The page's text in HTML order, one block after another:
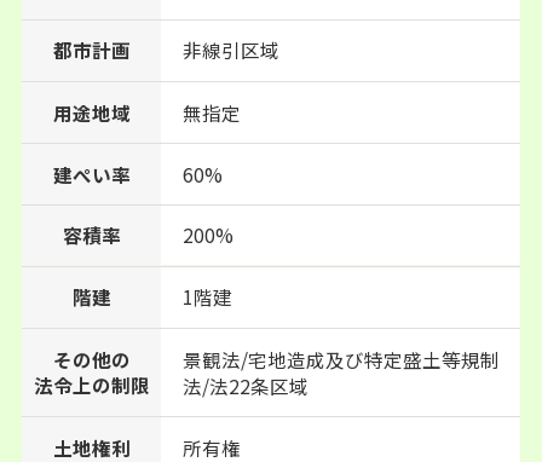
都市計画 非線引区域
用途地域 無指定
建ぺい率 60%
容積率 200%
階建 1階建
その他の
法令上の制限
景観法/宅地造成及び特定盛土等規制
法/法22条区域
土地権利 所有権